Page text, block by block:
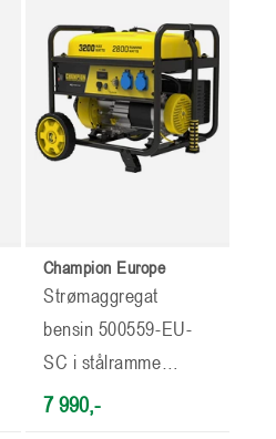
Champion Europe
Strømaggregat
bensin 500559-EU-
SC i stålramme
3200W
7 990,-